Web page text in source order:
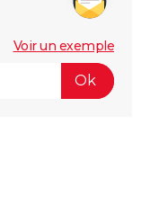
Voir un exemple